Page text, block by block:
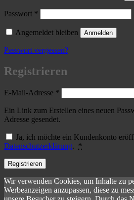
Passwort *
Angemeldet bleiben Anmelden
Passwort vergessen?
Registrieren
E-Mail-Adresse *
Ein Link zum Erstellen eines neuen
Adresse gesendet.
Ja, ich möchte ein Kundenkonto
Datenschutzerklärung. *
Registrieren
Wir verwenden Cookies, um Inhalte zu
Werbeanzeigen anzupassen, diese zu